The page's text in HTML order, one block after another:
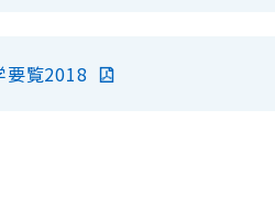
要覧2018